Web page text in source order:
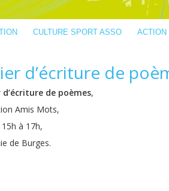
CULTURE SPORT ASSO ACTION
d’écriture de
de poèmes,
Amis Mots,
à 17h,
de Burges.